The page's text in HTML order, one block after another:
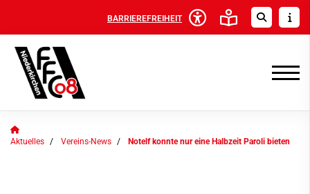
BARRIEREFREIHEIT
Aktuelles Vereins-News Notelf konnte nur eine Halbzeit Paroli bieten